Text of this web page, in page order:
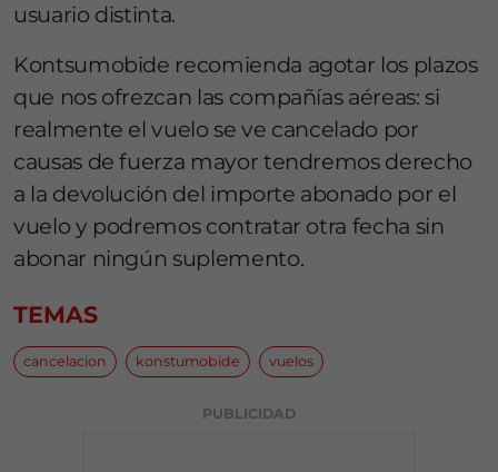
usuario distinta.
Kontsumobide recomienda agotar los plazos
que nos ofrezcan las compañías aéreas: si
realmente el vuelo se ve cancelado por
causas de fuerza mayor tendremos derecho
a la devolución del importe abonado por el
vuelo y podremos contratar otra fecha sin
abonar ningún suplemento.
TEMAS
cancelacion konstumobide vuelos
PUBLICIDAD